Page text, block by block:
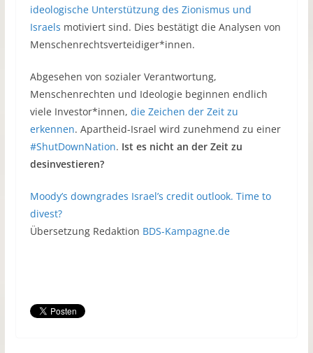
ideologische Unterstützung des Zionismus und
Israels motiviert sind. Dies bestätigt die Analysen von
Menschenrechtsverteidiger*innen.
Abgesehen von sozialer Verantwortung,
Menschenrechten und Ideologie beginnen endlich
viele Investor*innen, die Zeichen der Zeit zu
erkennen. Apartheid-Israel wird zunehmend zu einer
#ShutDownNation. Ist es nicht an der Zeit zu
desinvestieren?
Moody’s downgrades Israel’s credit outlook. Time to
divest?
Übersetzung Redaktion BDS-Kampagne.de